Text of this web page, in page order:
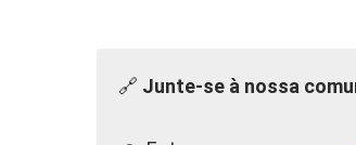
🔗 Junte-se à nossa